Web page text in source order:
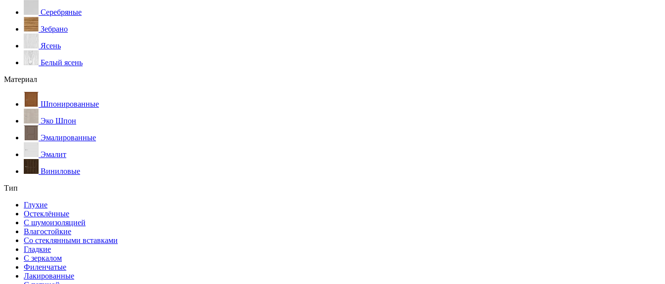
Серебряные
Зебрано
Ясень
Белый ясень
Материал
Шпонированные
Эко Шпон
Эмалированные
Эмалит
Виниловые
Тип
Глухие
Остеклённые
С шумоизоляцией
Влагостойкие
Со стеклянными вставками
Гладкие
С зеркалом
Филенчатые
Лакированные